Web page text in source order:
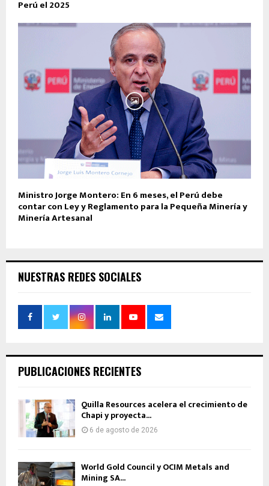
Perú el 2025
Ministro Jorge Montero: En 6 meses, el Perú debe
contar con Ley y Reglamento para la Pequeña Minería y
Minería Artesanal
NUESTRAS REDES SOCIALES
PUBLICACIONES RECIENTES
Quilla Resources acelera el crecimiento de
Chapi y proyecta...
6 de agosto de 2026
World Gold Council y OCIM Metals and
Mining SA...